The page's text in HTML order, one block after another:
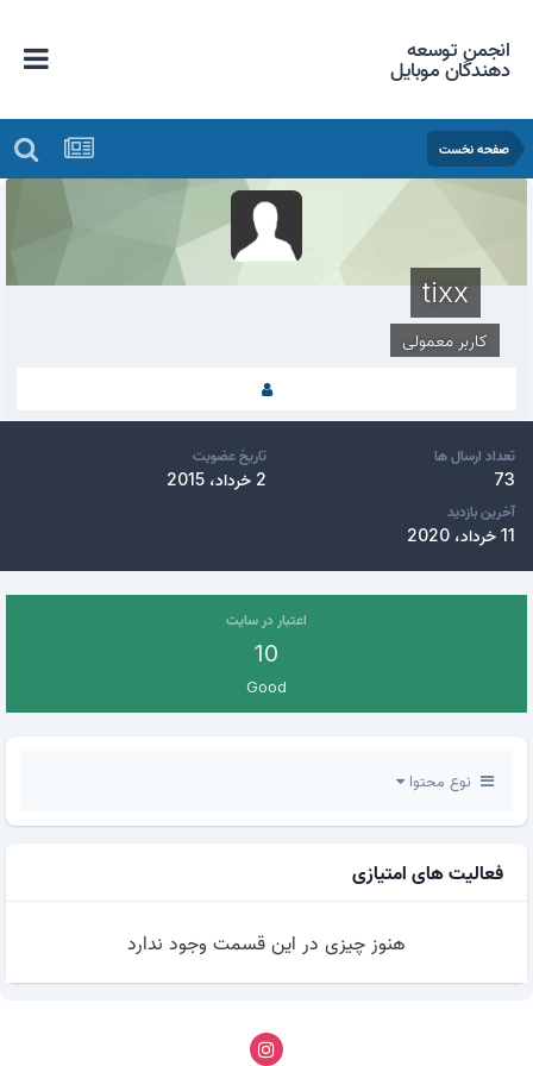
انجمن توسعه
دهندگان موبایل
صفحه نخست
tixx
کاربر معمولی
تعداد ارسال ها
73
تاریخ عضویت
2 خرداد، 2015
آخرین بازدید
11 خرداد، 2020
اعتبار در سایت
10
Good
نوع محتوا
فعالیت های امتیازی
هنوز چیزی در این قسمت وجود ندارد